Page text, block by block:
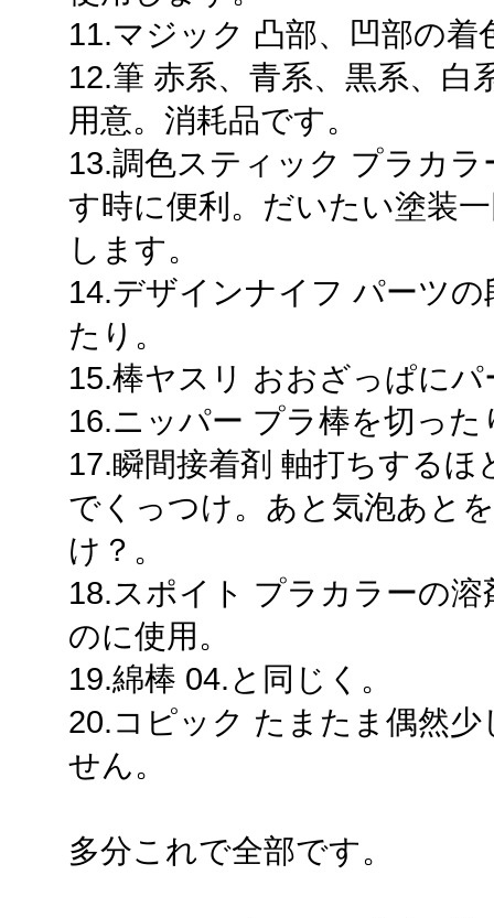
11.マジック 凸部、凹部の着
12.筆 赤系、青系、黒系、白
用意。消耗品です。
13.調色スティック プラカ
す時に便利。だいたい塗装
します。
14.デザインナイフ パーツ
たり。
15.棒ヤスリ おおざっぱに
16.ニッパー プラ棒を切った
17.瞬間接着剤 軸打ちする
でくっつけ。あと気泡あと
け？。
18.スポイト プラカラーの
のに使用。
19.綿棒 04.と同じく。
20.コピック たまたま偶然
せん。
多分これで全部です。